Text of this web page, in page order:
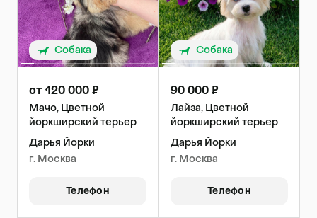
Собака
от 120 000 ₽
Мачо, Цветной
йоркширский терьер
Дарья Йорки
г. Москва
Телефон
Собака
90 000 ₽
Лайза, Цветной
йоркширский терьер
Дарья Йорки
г. Москва
Телефон